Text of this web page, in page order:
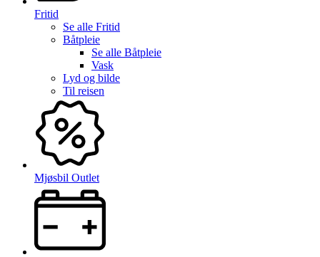
Fritid
Se alle Fritid
Båtpleie
Se alle Båtpleie
Vask
Lyd og bilde
Til reisen
Mjøsbil Outlet